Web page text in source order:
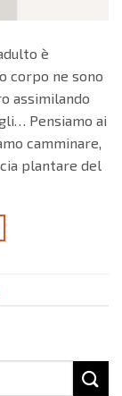
è
corpo ne sono
assimilando
Pensiamo ai
camminare,
plantare del